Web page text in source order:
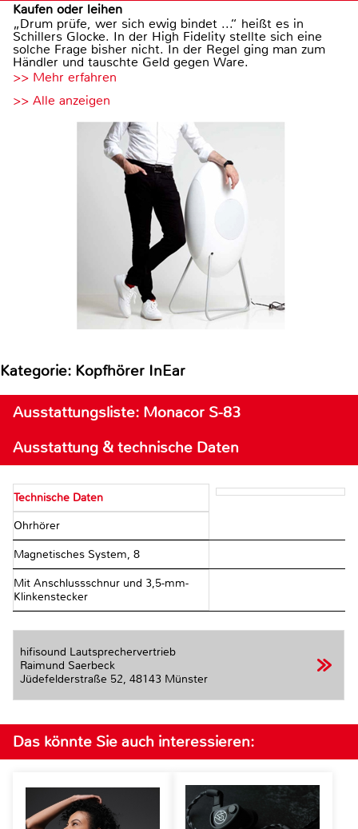
Kaufen oder leihen
„Drum prüfe, wer sich ewig bindet ...“ heißt es in
Schillers Glocke. In der High Fidelity stellte sich eine
solche Frage bisher nicht. In der Regel ging man zum
Händler und tauschte Geld gegen Ware.
>> Mehr erfahren
>> Alle anzeigen
Kategorie: Kopfhörer InEar
Ausstattungsliste: Monacor S-83
Ausstattung & technische Daten
Technische Daten
Ohrhörer
Magnetisches System, 8 Ω
Mit Anschlussschnur und 3,5-mm-
Klinkenstecker
hifisound Lautsprechervertrieb
Raimund Saerbeck
Jüdefelderstraße 52, 48143 Münster
Das könnte Sie auch interessieren: